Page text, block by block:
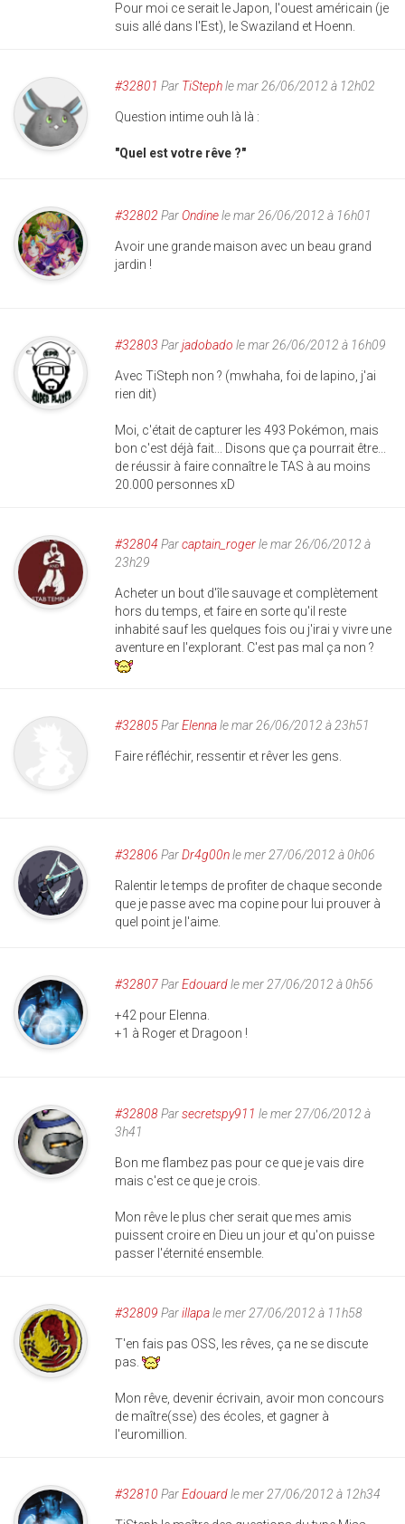
Pour moi ce serait le Japon, l'ouest américain (je
suis allé dans l'Est), le Swaziland et Hoenn.
#32801 Par TiStephle mar 26/06/2012 à 12h02
Question intime ouh là là :
"Quel est votre rêve ?"
#32802 ParOndinele mar 26/06/2012 à 16h01
Avoir une grande maison avec un beau grand
jardin !
#32803 Parjadobado le mar 26/06/2012 à 16h09
Avec TiSteph non ? (mwhaha, foi de lapino, j'ai
rien dit)
Moi, c'était de capturer les 493 Pokémon, mais
bon c'est déjà fait... Disons que ça pourrait être...
de réussir à faire connaître le TAS à au moins
20.000 personnes xD
#32804 Parcaptain_rogerle mar 26/06/2012 à
23h29
Acheter un bout d'île sauvage et complètement
hors du temps, et faire en sorte qu'il reste
inhabité sauf les quelques fois ou j'irai y vivre une
aventure en l'explorant. C'est pas mal ça non ?
#32805ParElennale mar 26/06/2012 à 23h51
Faire réfléchir, ressentir et rêver les gens.
#32806 ParDr4g00nle mer 27/06/2012 à 0h06
Ralentir le temps de profiter de chaque seconde
que je passe avec ma copine pour lui prouver à
quel point je l'aime.
#32807ParEdouardle mer 27/06/2012 à 0h56
+42 pour Elenna.
+1 à Roger et Dragoon !
#32808Parsecretspy911 le mer 27/06/2012 à
3h41
Bon me flambez pas pour ce que je vais dire
mais c'est ce que je crois.
Mon rêve le plus cher serait que mes amis
puissent croire en Dieu un jour et qu'on puisse
passer l'éternité ensemble.
#32809 Parillapale mer 27/06/2012 à 11h58
T'en fais pas OSS, les rêves, ça ne se discute
pas.
Mon rêve, devenir écrivain, avoir mon concours
de maître(sse) des écoles, et gagner à
l'euromillion.
#32810 ParEdouardle mer 27/06/2012 à 12h34